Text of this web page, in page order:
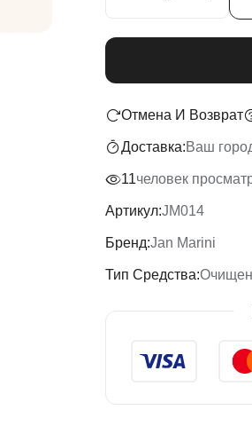
Отмена И Возврат
Доставка:Ваш
11человек
Артикул:JM014
Бренд:Jan Marini
Тип Средства: